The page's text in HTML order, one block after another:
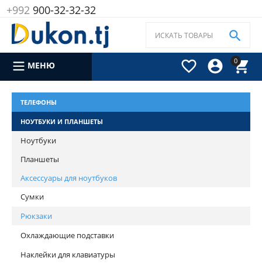
+992900-32-32-32
0




МЕНЮ
ТЕЛЕФОНЫ
НОУТБУКИ И ПЛАНШЕТЫ
Ноутбуки
Планшеты
Аксессуары для ноутбуков
Сумки
Рюкзаки
Охлаждающие подставки
Наклейки для клавиатуры